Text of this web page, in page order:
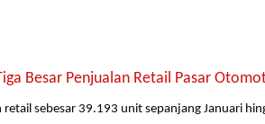
Besar Penjualan Retail Pasar
sebesar 39.193 unit sepanjang Januari